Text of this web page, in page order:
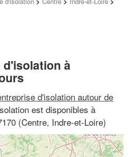
à
d'isolation autour de
est disponibles à
(Centre, Indre-et-Loire)